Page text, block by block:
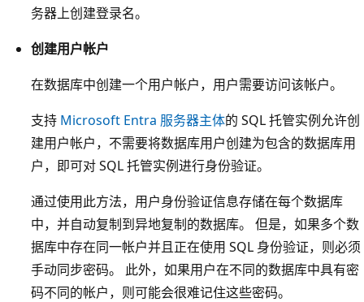
务器上创建登录名。
创建用户帐户
在数据库中创建一个用户帐户，用户需要访问该帐户。
支持 Microsoft Entra 服务器主体的 SQL 托管实例允许创
建用户帐户，不需要将数据库用户创建为包含的数据库用
户，即可对 SQL 托管实例进行身份验证。
通过使用此方法，用户身份验证信息存储在每个数据库
中，并自动复制到异地复制的数据库。 但是，如果多个数
据库中存在同一帐户并且正在使用 SQL 身份验证，则必须
手动同步密码。 此外，如果用户在不同的数据库中具有密
码不同的帐户，则可能会很难记住这些密码。